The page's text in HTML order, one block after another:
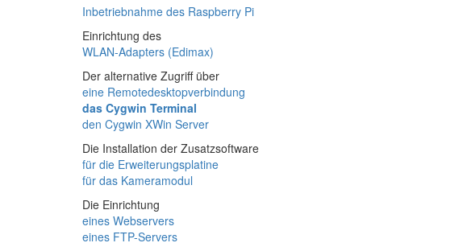
Inbetriebnahme des Raspberry Pi
Einrichtung des
WLAN-Adapters (Edimax)
Der alternative Zugriff über
eine Remotedesktopverbindung
das Cygwin Terminal
den Cygwin XWin Server
Die Installation der Zusatzsoftware
für die Erweiterungsplatine
für das Kameramodul
Die Einrichtung
eines Webservers
eines FTP-Servers